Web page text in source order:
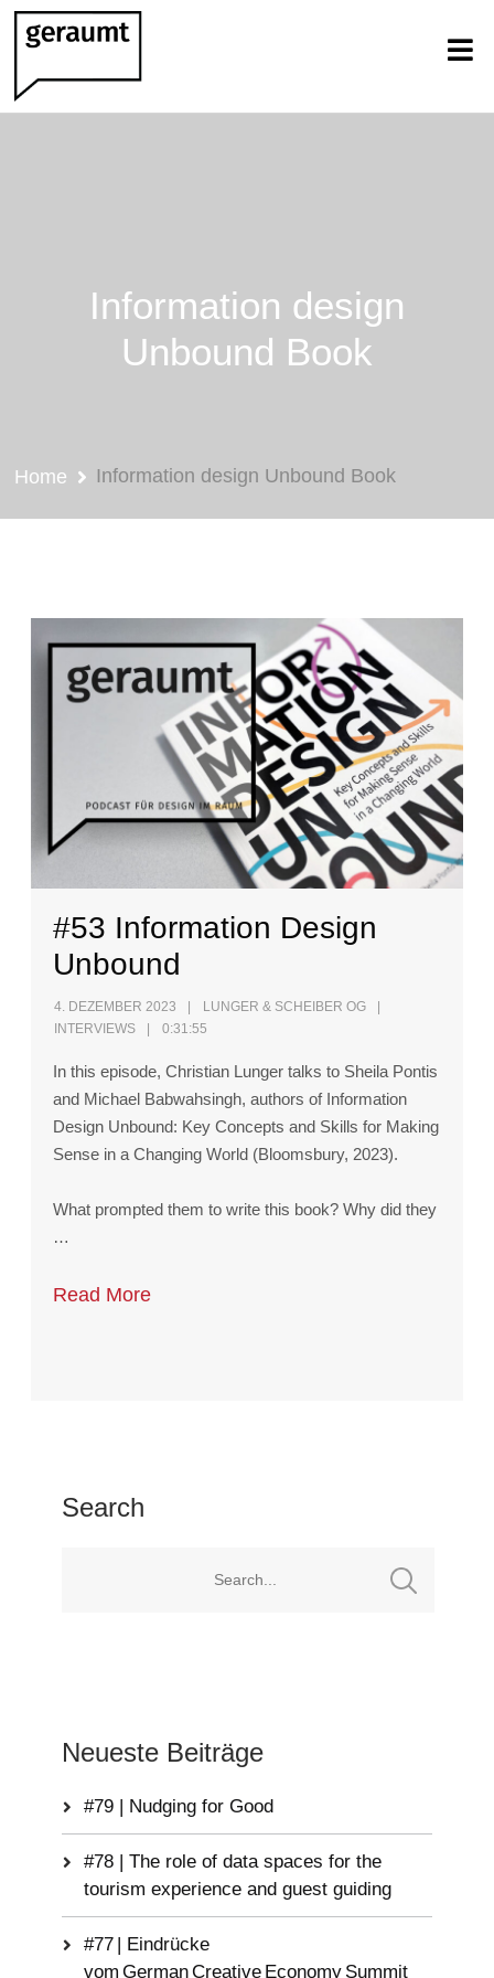
Information design
Unbound Book
Home Information design Unbound Book
#53 Information Design
Unbound
4. DEZEMBER 2023
LUNGER & SCHEIBER OG
INTERVIEWS
0:31:55
In this episode, Christian Lunger talks to Sheila Pontis
and Michael Babwahsingh, authors of Information
Design Unbound: Key Concepts and Skills for Making
Sense in a Changing World (Bloomsbury, 2023).
What prompted them to write this book? Why did they
…
Read More
Search
Neueste Beiträge
#79 | Nudging for Good
#78 | The role of data spaces for the
tourism experience and guest guiding
#77 | Eindrücke
vom German Creative Economy Summit